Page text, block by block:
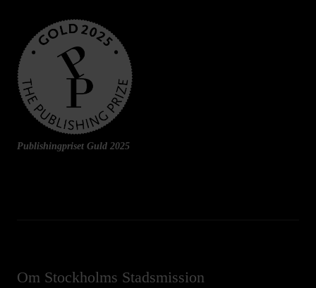
Publishingpriset Guld 2025
Om Stockholms Stadsmission